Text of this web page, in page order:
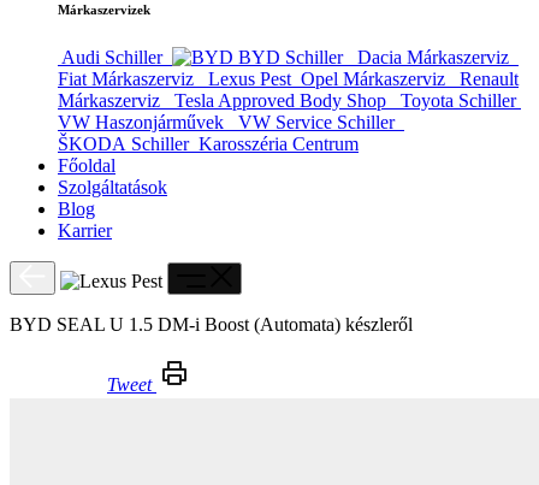
Márkaszervizek
Audi Schiller BYD Schiller
Dacia Márkaszerviz
Fiat Márkaszerviz
Lexus Pest Opel Márkaszerviz
Renault
Márkaszerviz
Tesla Approved Body Shop
Toyota Schiller
VW Haszonjárművek
VW Service Schiller
ŠKODA Schiller Karosszéria Centrum
Főoldal
Szolgáltatások
Blog
Karrier
BYD SEAL U 1.5 DM-i Boost (Automata) készleről
Tweet